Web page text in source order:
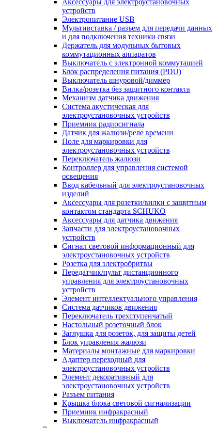
Аксессуары для электроустановочных
устройств
Электропитание USB
Мультивставка / разъем для передачи данных
и для подключения техники связи
Держатель для модульных бытовых
коммутационных аппаратов
Выключатель с электронной коммутацией
Блок распределения питания (PDU)
Выключатель шнуровой/диммер
Вилка/розетка без защитного контакта
Механизм датчика движения
Система акустическая для
электроустановочных устройств
Приемник радиосигнала
Датчик для жалюзи/реле времени
Поле для маркировки для
электроустановочных устройств
Переключатель жалюзи
Контроллер для управления системой
освещения
Ввод кабельный для электроустановочных
изделий
Аксессуары для розетки/вилки с защитным
контактом стандарта SCHUKO
Аксессуары для датчика движения
Запчасти для электроустановочных
устройств
Сигнал световой информационный для
электроустановочных устройств
Розетка для электробритвы
Передатчик/пульт дистанционного
управления для электроустановочных
устройств
Элемент интеллектуального управления
Система датчиков движения
Переключатель трехступенчатый
Настольный розеточный блок
Заглушка для розеток, для защиты детей
Блок управления жалюзи
Материалы монтажные для маркировки
Адаптер переходный для
электроустановочных устройств
Элемент декоративный для
электроустановочных устройств
Разъем питания
Крышка блока световой сигнализации
Приемник инфракрасный
Выключатель инфракрасный